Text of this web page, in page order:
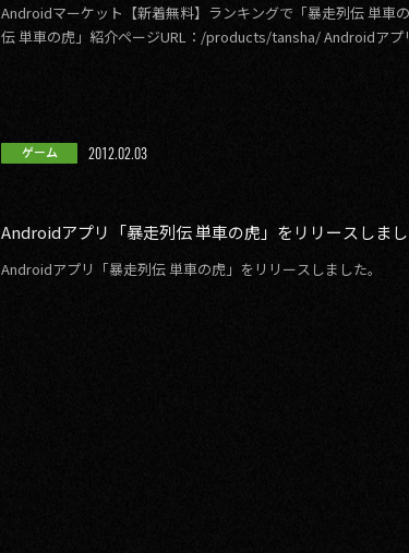
Androidマーケット【新着無料】ランキングで「暴走列伝 単車
伝 単車の虎」紹介ページURL：/products/tansha/ Androidア
ゲーム 2012.02.03
Androidアプリ「暴走列伝 単車の虎」をリリースしま
Androidアプリ「暴走列伝 単車の虎」をリリースしました。